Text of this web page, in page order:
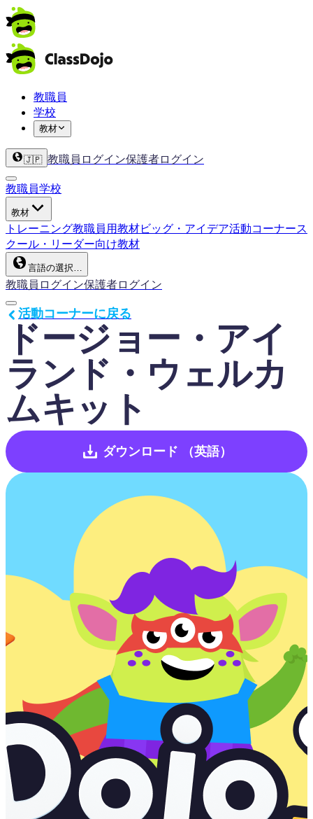
教職員
学校
教材
🇯🇵 教職員ログイン保護者ログイン
教職員学校
教材
トレーニング教職員用教材ビッグ・アイデア活動コーナース
クール・リーダー向け教材
言語の選択…
教職員ログイン保護者ログイン
ドージョー・アイ
ランド・ウェルカ
ムキット
活動コーナーに戻る
ダウンロード （英語）